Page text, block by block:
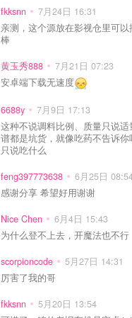
fkksnn 7月24日 16:31
亲测，这个源放在影视仓里可以
棒
黄玉秀888 7月21日 07:23
安卓端下载无速度
6688y 7月9日 17:13
这种不说调料比例、质量只说适
谱都是坑货，就像吃药不告诉你
只说吃什么
feng397773638 6月25日
感谢分享 希望好用谢谢
Nice Chen 6月4日 15:43
为什么登不上去，开魔法也不行
scorpioncode 5月27日 14:31
厉害了我的哥
fkksnn 5月20日 13:54